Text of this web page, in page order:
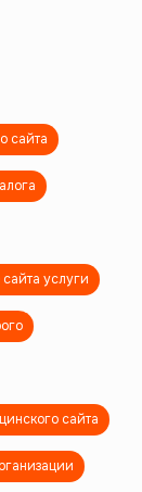
сайта
услуги
сайта